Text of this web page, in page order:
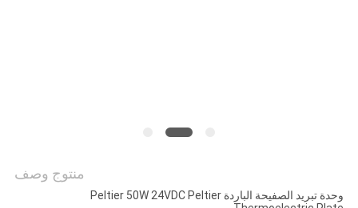
منتوج وصف
وحدة تبريد الصفيحة الباردة Peltier 50W 24VDC Peltier